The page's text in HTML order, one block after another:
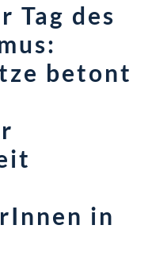
Tag des
betont
in